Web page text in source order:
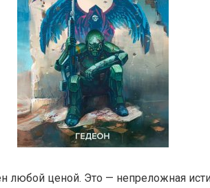
любой ценой. Это — непреложная